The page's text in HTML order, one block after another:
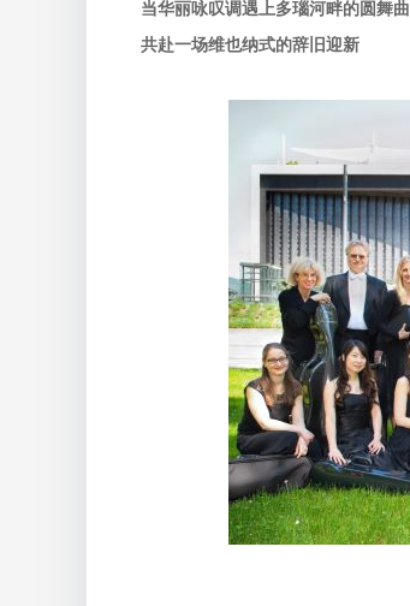
当华丽咏叹调遇上多瑙河畔的圆舞曲
共赴一场维也纳式的辞旧迎新